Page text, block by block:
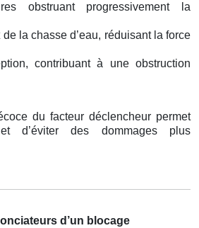
obstruant progressivement la
la chasse d’eau, réduisant la force
contribuant à une obstruction
du facteur déclencheur permet
d’éviter des dommages plus
d’un blocage